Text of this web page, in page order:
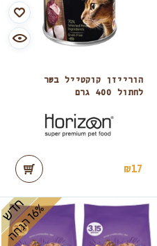
הורייזן קוקטייל בשר
לחתול 400 גרם
₪17
1
6
%
ה
נ
ח
החדש